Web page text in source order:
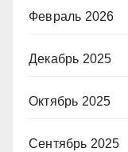
Февраль 2026
Декабрь 2025
Октябрь 2025
Сентябрь 2025